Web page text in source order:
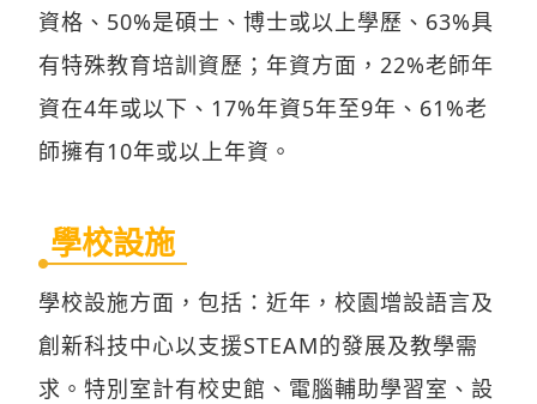
資格、50%是碩士、博士或以上學歷、63%具
有特殊教育培訓資歷；年資方面，22%老師年
資在4年或以下、17%年資5年至9年、61%老
師擁有10年或以上年資。
學校設施
學校設施方面，包括：近年，校園增設語言及
創新科技中心以支援STEAM的發展及教學需
求。特別室計有校史館、電腦輔助學習室、設